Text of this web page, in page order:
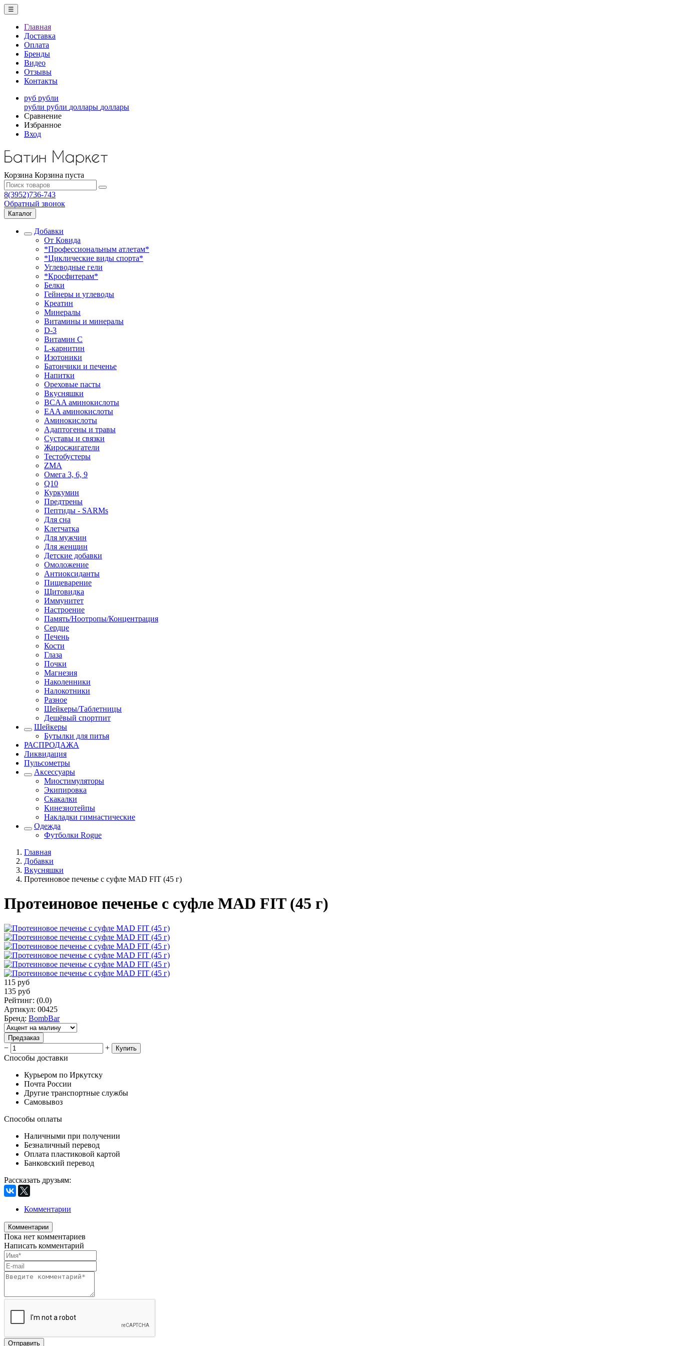
☰
Главная
Доставка
Оплата
Бренды
Видео
Отзывы
Контакты
руб рубли
рубли рубли доллары доллары
Сравнение
Избранное
Вход
Корзина Корзина пуста
8(3952)736-743
Обратный звонок
Каталог
Добавки
От Ковида
*Профессиональным атлетам*
*Циклические виды спорта*
Углеводные гели
*Кросфитерам*
Белки
Гейнеры и углеводы
Креатин
Минералы
Витамины и минералы
D-3
Витамин С
L-карнитин
Изотоники
Батончики и печенье
Напитки
Ореховые пасты
Вкусняшки
BCAA аминокислоты
EAA аминокислоты
Аминокислоты
Адаптогены и травы
Суставы и связки
Жиросжигатели
Тестобустеры
ZMA
Омега 3, 6, 9
Q10
Куркумин
Предтрены
Пептиды - SARMs
Для сна
Клетчатка
Для мужчин
Для женщин
Детские добавки
Омоложение
Антиоксиданты
Пищеварение
Щитовидка
Иммунитет
Настроение
Память/Ноотропы/Концентрация
Сердце
Печень
Кости
Глаза
Почки
Магнезия
Наколенники
Налокотники
Разное
Шейкеры/Таблетницы
Дешёвый спортпит
Шейкеры
Бутылки для питья
РАСПРОДАЖА
Ликвидация
Пульсометры
Аксессуары
Миостимуляторы
Экипировка
Скакалки
Кинезиотейпы
Накладки гимнастические
Одежда
Футболки Rogue
Главная
Добавки
Вкусняшки
Протеиновое печенье с суфле MAD FIT (45 г)
Протеиновое печенье с суфле MAD FIT (45 г)
115 руб
135 руб
Рейтинг: (0.0)
Артикул: 00425
Бренд: BombBar
Предзаказ
− + Купить
Способы доставки
Курьером по Иркутску
Почта России
Другие транспортные службы
Самовывоз
Способы оплаты
Наличными при получении
Безналичный перевод
Оплата пластиковой картой
Банковский перевод
Рассказать друзьям:
Комментарии
Комментарии
Пока нет комментариев
Написать комментарий